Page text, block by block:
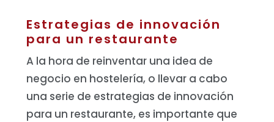
Estrategias de innovación
para un restaurante
A la hora de reinventar una idea de
negocio en hostelería, o llevar a cabo
una serie de estrategias de innovación
para un restaurante, es importante que